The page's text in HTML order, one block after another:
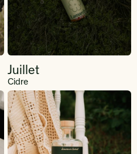
Juillet
Cidre